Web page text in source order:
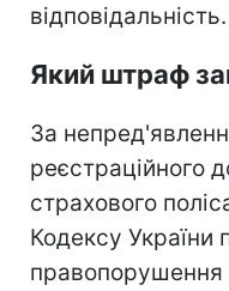
відповідальність.
Який штраф
За
реєстраційного
страхового
Кодексу України
правопорушення